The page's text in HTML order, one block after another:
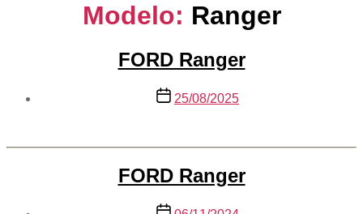
Modelo: Ranger
FORD Ranger
Data25/08/2025
FORD Ranger
Data